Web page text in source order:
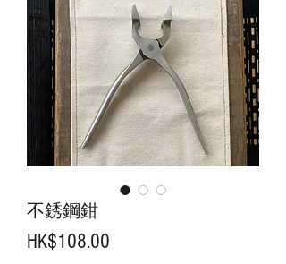
不銹鋼鉗
HK$108.00